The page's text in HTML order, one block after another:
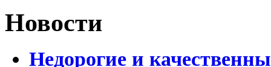
Новости
Недорогие и